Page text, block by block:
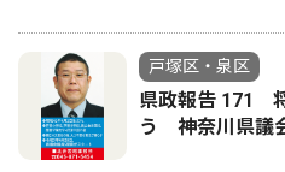
戸塚区・泉区
県政報告 171
う 神奈川県議